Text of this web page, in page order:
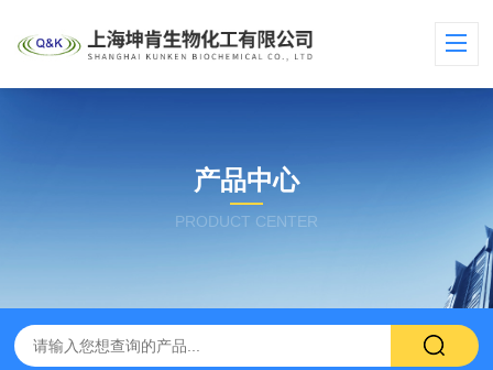
产品中心
PRODUCT CENTER